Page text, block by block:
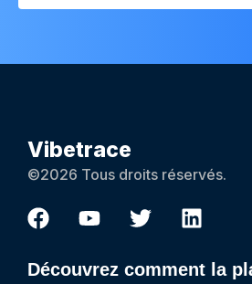
Vibetrace
©2026 Tous droits réservés.
Découvrez comment la